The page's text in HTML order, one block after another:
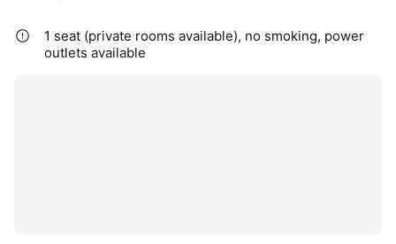
1 seat (private rooms available), no smoking, power
outlets available